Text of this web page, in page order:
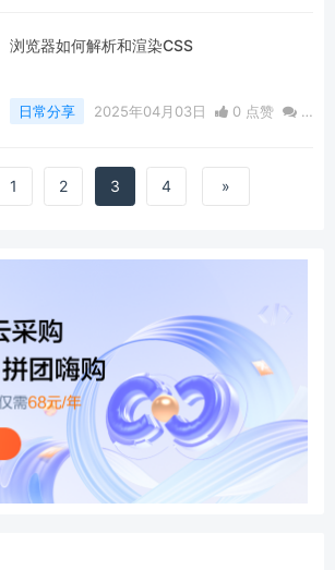
浏览器如何解析和渲染CSS
日常分享 2025年04月03日 0 点赞
0
1 2 3 4 »